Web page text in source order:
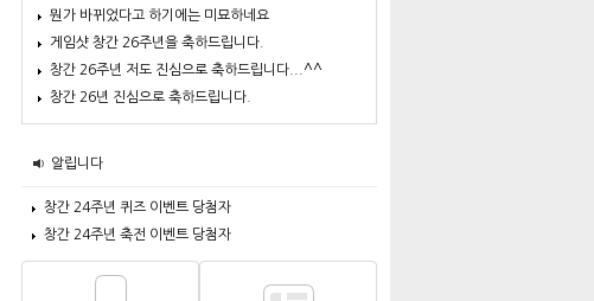
뭔가 바뀌었다고 하기에는 미묘하네요
게임샷 창간 26주년을 축하드립니다.
창간 26주년 저도 진심으로 축하드립니다...^^
창간 26년 진심으로 축하드립니다.
알립니다
창간 24주년 퀴즈 이벤트 당첨자
창간 24주년 축전 이벤트 당첨자